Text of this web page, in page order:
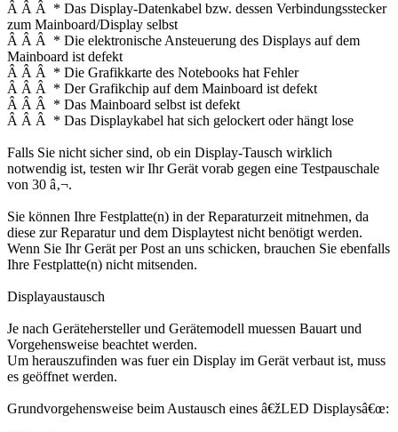
Â Â Â * Das Display-Datenkabel bzw. dessen Verbindungsstecker
zum Mainboard/Display selbst
Â Â Â * Die elektronische Ansteuerung des Displays auf dem
Mainboard ist defekt
Â Â Â * Die Grafikkarte des Notebooks hat Fehler
Â Â Â * Der Grafikchip auf dem Mainboard ist defekt
Â Â Â * Das Mainboard selbst ist defekt
Â Â Â * Das Displaykabel hat sich gelockert oder hängt lose
Falls Sie nicht sicher sind, ob ein Display-Tausch wirklich
notwendig ist, testen wir Ihr Gerät vorab gegen eine Testpauschale
von 30 â‚¬.
Sie können Ihre Festplatte(n) in der Reparaturzeit mitnehmen, da
diese zur Reparatur und dem Displaytest nicht benötigt werden.
Wenn Sie Ihr Gerät per Post an uns schicken, brauchen Sie ebenfalls
Ihre Festplatte(n) nicht mitsenden.
Displayaustausch
Je nach Gerätehersteller und Gerätemodell muessen Bauart und
Vorgehensweise beachtet werden.
Um herauszufinden was fuer ein Display im Gerät verbaut ist, muss
es geöffnet werden.
Grundvorgehensweise beim Austausch eines â€žLED Displaysâ€œ: